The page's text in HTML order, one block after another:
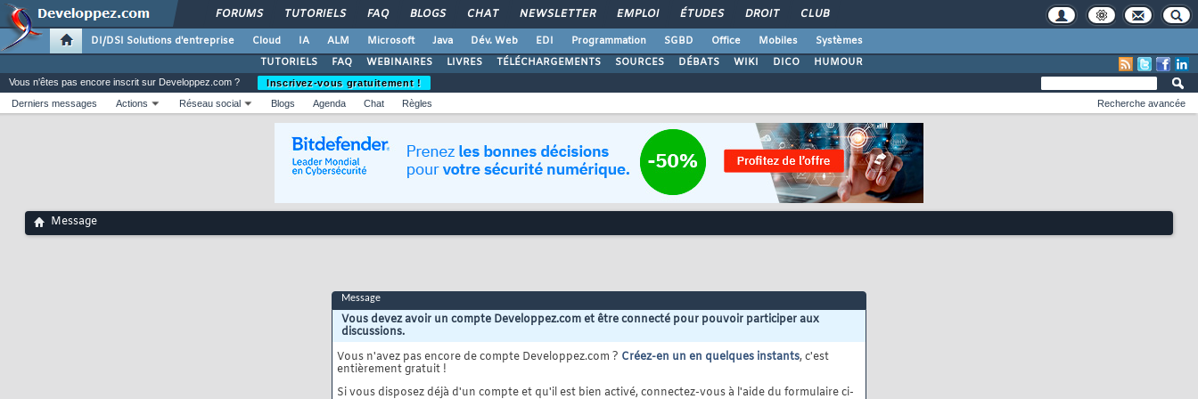
FORUMS TUTORIELS FAQ BLOGS CHAT NEWSLETTER EMPLOI ÉTUDES DROIT CLUB
DI/DSI Solutions d'entreprise Cloud IA ALM Microsoft Java Dév. Web EDI Programmation SGBD Office Mobiles
Systèmes
TUTORIELS
FAQ WEBINAIRES LIVRES TÉLÉCHARGEMENTS SOURCES DÉBATS WIKI DICO HUMOUR
Vous n'êtes pas encore inscrit sur Developpez.com ?
Inscrivez-vous gratuitement !
Derniers messages
Actions Réseau social Blogs Agenda Chat Règles Recherche avancée
Message
Message
Vous devez avoir un compte Developpez.com et être connecté pour pouvoir participer aux
discussions.
Vous n'avez pas encore de compte Developpez.com ? Créez-en un en quelques instants, c'est
entièrement gratuit !
Si vous disposez déjà d'un compte et qu'il est bien activé, connectez-vous à l'aide du formulaire ci-